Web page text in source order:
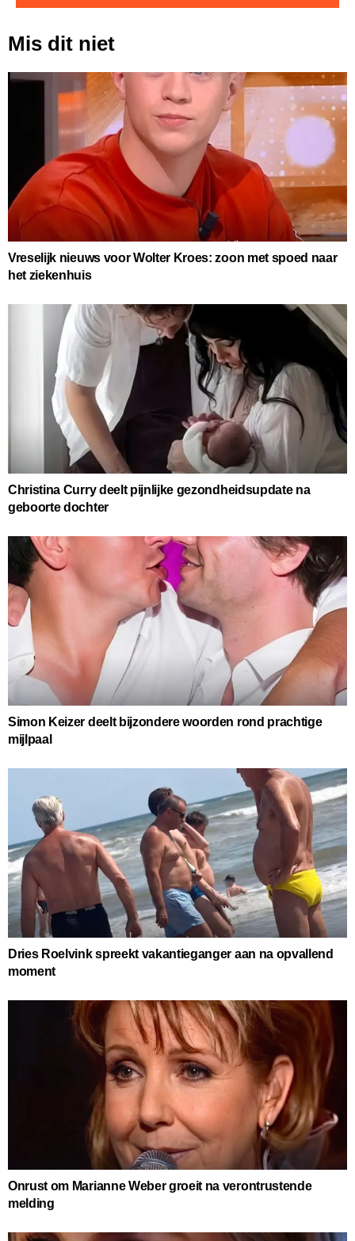
Mis dit niet
Vreselijk nieuws voor Wolter Kroes: zoon met spoed naar
het ziekenhuis
Christina Curry deelt pijnlijke gezondheidsupdate na
geboorte dochter
Simon Keizer deelt bijzondere woorden rond prachtige
mijlpaal
Dries Roelvink spreekt vakantieganger aan na opvallend
moment
Onrust om Marianne Weber groeit na verontrustende
melding